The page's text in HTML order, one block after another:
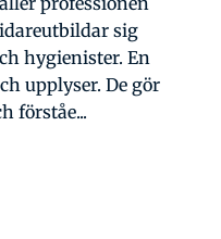
sig
hygienister. En
upplyser. De gör
förståe...